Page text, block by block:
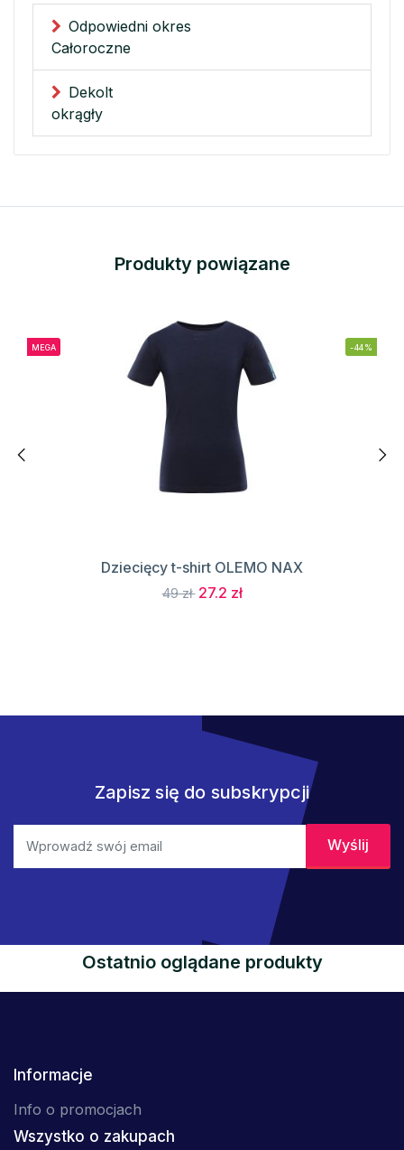
Odpowiedni okres
Całoroczne
Dekolt
okrągły
Produkty powiązane
MEGA -44%
Dziecięcy t-shirt OLEMO NAX
49 zł 27.2 zł
Zapisz się do subskrypcji
Ostatnio oglądane produkty
Informacje
Info o promocjach
Wszystko o zakupach